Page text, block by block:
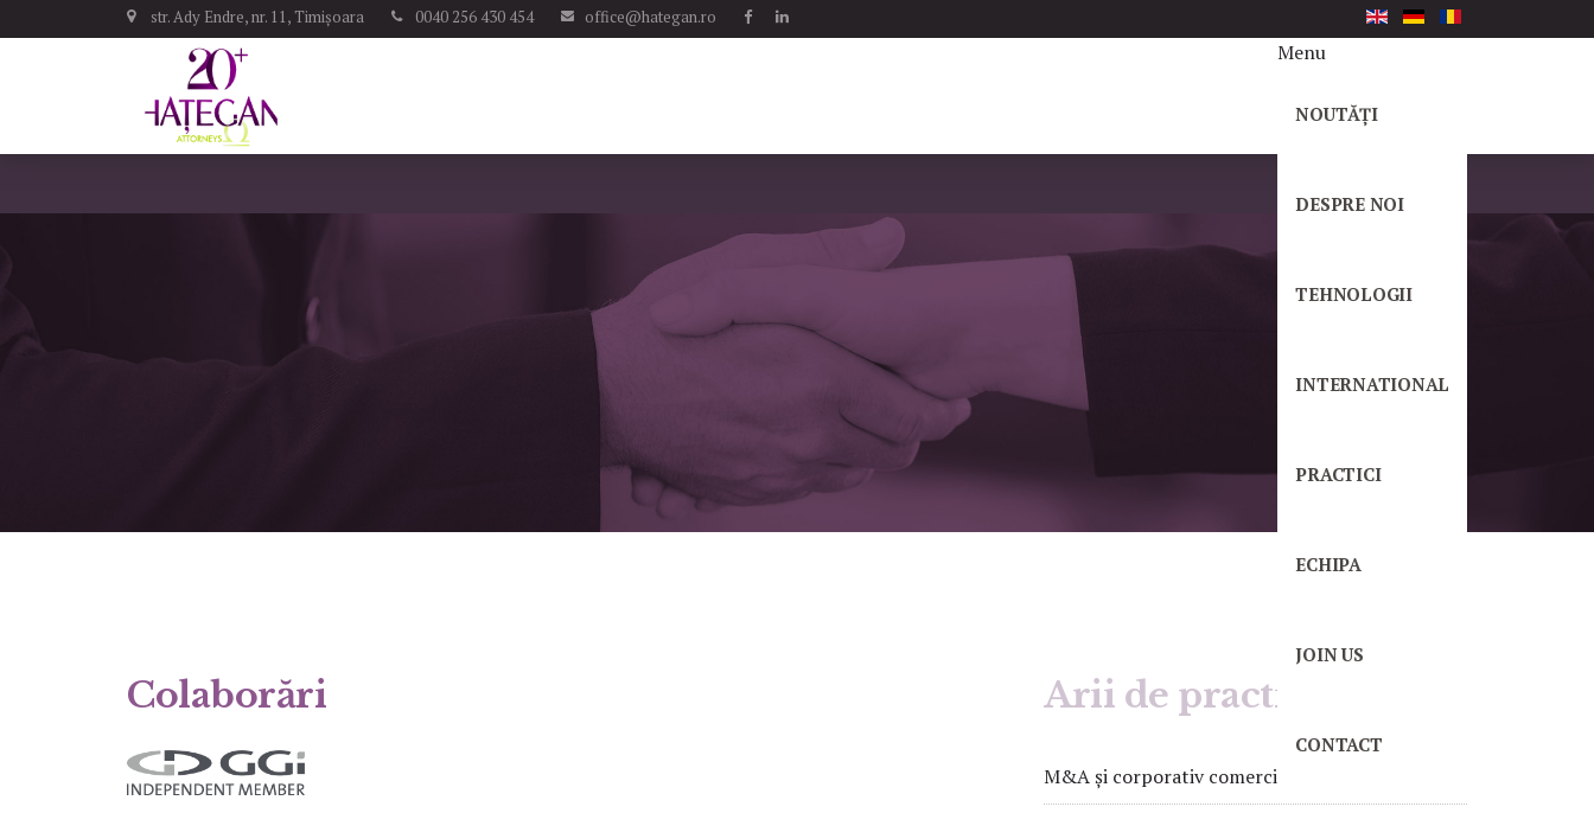
str. Ady Endre, nr. 11, Timișoara 0040 256 430 454 office@hategan.ro
Menu
NOUTĂȚI
DESPRE NOI
TEHNOLOGII
INTERNATIONAL
PRACTICI
ECHIPA
JOIN US
CONTACT
Colaborări Arii de practică
M&A și corporativ comercial